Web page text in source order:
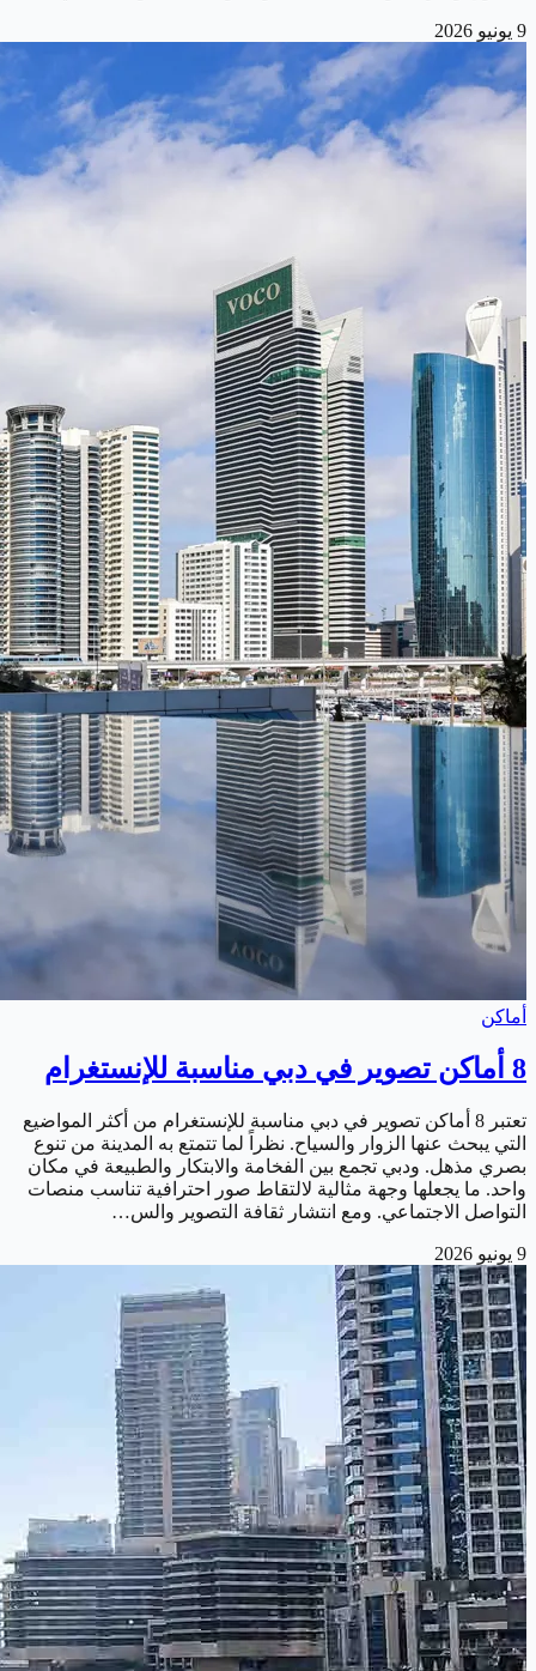
9 يونيو 2026
أماكن
8 أماكن تصوير في دبي مناسبة للإنستغرام
تعتبر 8 أماكن تصوير في دبي مناسبة للإنستغرام من أكثر المواضيع
التي يبحث عنها الزوار والسياح. نظراً لما تتمتع به المدينة من تنوع
بصري مذهل. ودبي تجمع بين الفخامة والابتكار والطبيعة في مكان
واحد. ما يجعلها وجهة مثالية لالتقاط صور احترافية تناسب منصات
التواصل الاجتماعي. ومع انتشار ثقافة التصوير والس…
9 يونيو 2026